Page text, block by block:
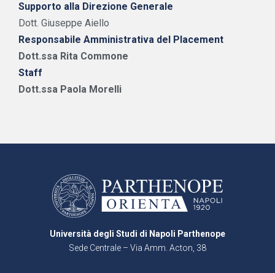
Supporto alla Direzione Generale
Dott. Giuseppe Aiello
Responsabile Amministrativa del Placement
Dott.ssa Rita Commone
Staff
Dott.ssa Paola Morelli
Università degli Studi di Napoli Parthenope
Sede Centrale – Via Amm. Acton, 38